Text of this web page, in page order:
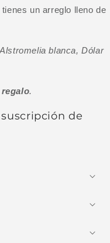
tienes un arreglo lleno de
lstromelia blanca, Dólar
.
de